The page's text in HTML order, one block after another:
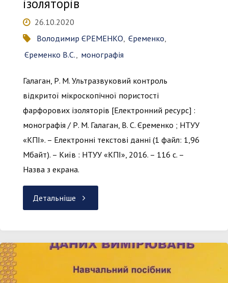
ізоляторів
26.10.2020
Володимир ЄРЕМЕНКО, Єременко,
Єременко В.С., монографія
Галаган, Р. М. Ультразвуковий контроль
відкритої мікроскопічної пористості
фарфорових ізоляторів [Електронний ресурс] :
монографія / Р. М. Галаган, В. С. Єременко ; НТУУ
«КПІ». – Електронні текстові данні (1 файл: 1,96
Мбайт). – Київ : НТУУ «КПІ», 2016. – 116 с. –
Назва з екрана.
Детальніше "Ультразвуковий
відкритої
мікроскопічної